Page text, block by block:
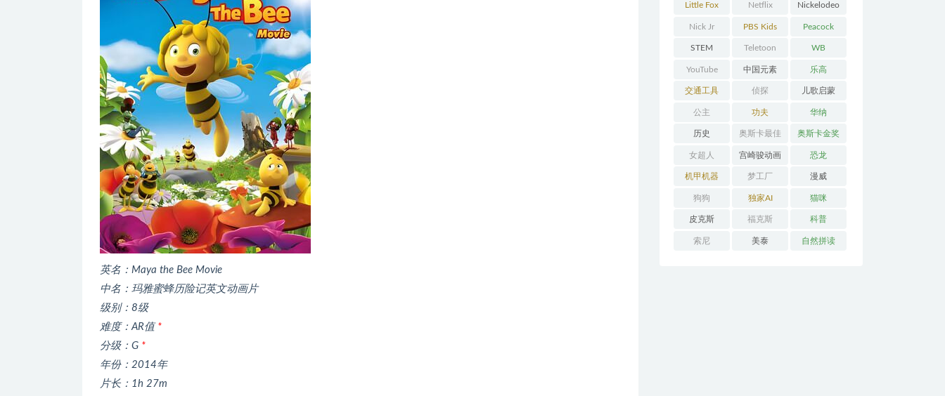
英名：Maya the Bee Movie
中名：玛雅蜜蜂历险记英文动画片
级别：8级
难度：AR值 *
分级：G *
年份：2014年
片长：1h 27m
Little Fox Netflix Nickelodeo
n
Nick Jr PBS Kids Peacock
STEM Teletoon WB
YouTube 中国元素 乐高
交通工具 侦探 儿歌启蒙
公主 功夫 华纳
历史 奥斯卡最佳
动画
奥斯卡金奖
女超人 宫崎骏动画 恐龙
机甲机器 梦工厂 漫威
狗狗 独家AI 猫咪
皮克斯 福克斯 科普
索尼 美泰 自然拼读